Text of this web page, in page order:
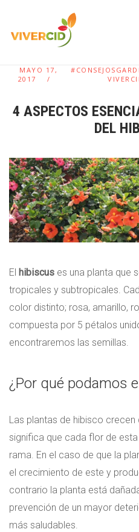
MAYO 17,
2017
4 ASPECTOS
DEL
El hibiscus es una planta que
tropicales y subtropicales.
color distinto; rosa, amarillo,
compuesta por 5 pétalos
encontraremos las semillas.
¿Por qué podamos
Las plantas de hibisco
significa que cada flor de
rama. En el caso de que la
el crecimiento de este y
contrario la planta está
prevención de un mayor
más saludables.